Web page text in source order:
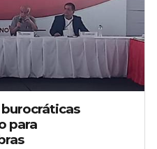
para